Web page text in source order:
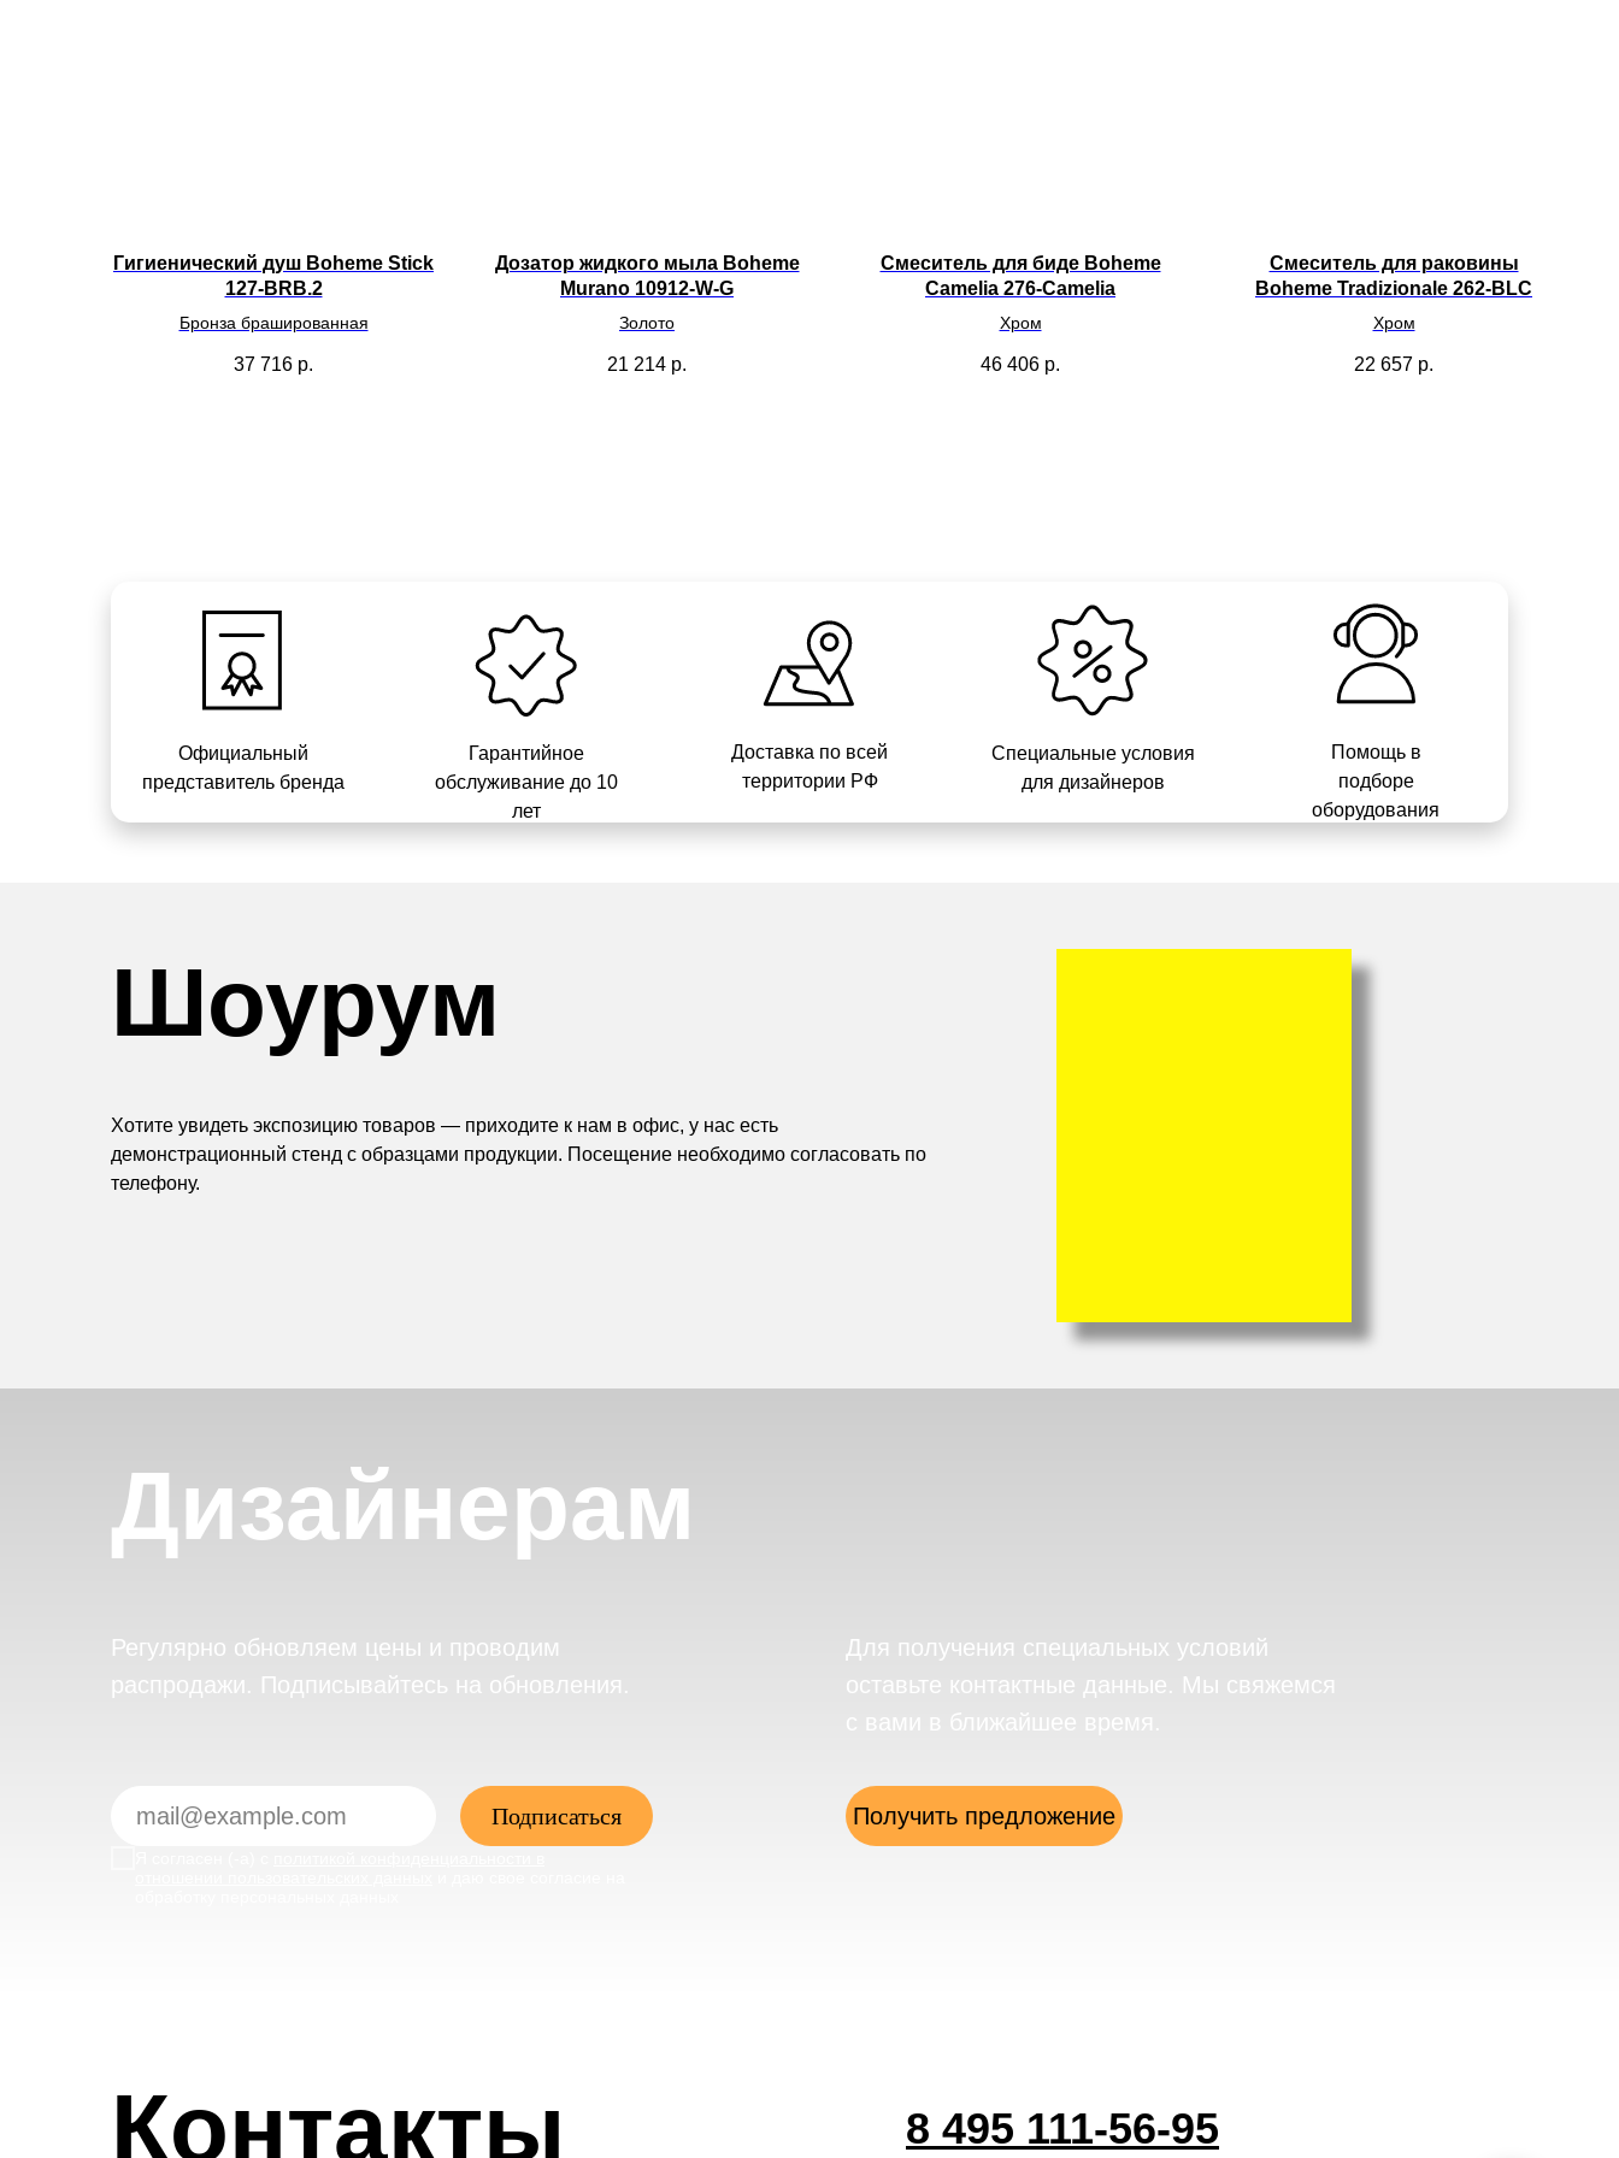
Гигиенический душ Boheme Stick
127-BRB.2
Бронза брашированная
37 716 р.
Дозатор жидкого мыла Boheme
Murano 10912-W-G
Золото
21 214 р.
Смеситель для биде Boheme
Camelia 276-Camelia
Хром
46 406 р.
Смеситель для раковины
Boheme Tradizionale 262-BLC
Хром
22 657 р.
Официальный
представитель бренда
Доставка по всей
территории РФ
Гарантийное
обслуживание до 10
лет
Специальные условия
для дизайнеров
Помощь в
подборе
оборудования
Шоурум
Хотите увидеть экспозицию товаров — приходите к нам в офис, у нас есть
демонстрационный стенд с образцами продукции. Посещение необходимо согласовать по
телефону.
Дизайнерам
Регулярно обновляем цены и проводим
распродажи. Подписывайтесь на обновления.
Подписаться
Для получения специальных условий
оставьте контактные данные. Мы свяжемся
с вами в ближайшее время.
Получить предложение
Контакты 8 495 111-56-95